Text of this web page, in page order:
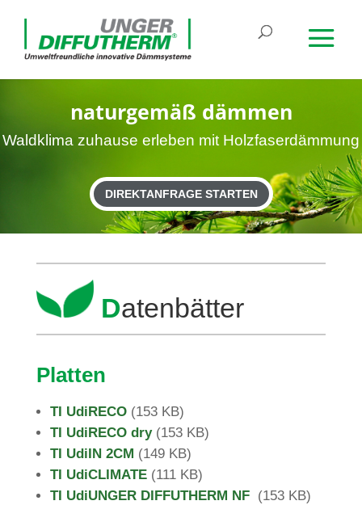
natur­gemäß dämmen
Wald­klima zuhause erleben mit Holzfaserdämmung
DIREKTANFRAGE STARTEN
Daten­bätter
Platten
TI Udi­RECO(153 KB)
TI Udi­RECO dry(153 KB)
TI UdiIN 2CM (149 KB)
TI UdiCLI­MATE(111 KB)
TI Udi­UNGER DIFFUTHERM NF (153 KB)